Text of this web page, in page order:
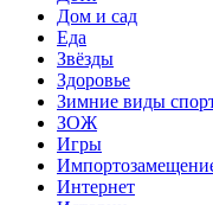
Дом и сад
Еда
Звёзды
Здоровье
Зимние виды
ЗОЖ
Игры
Интернет